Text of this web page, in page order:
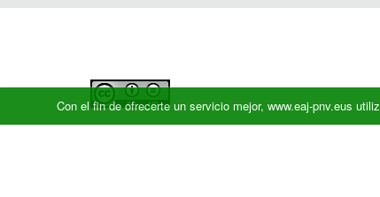
Con el fin de ofrecerte un servicio mejor, www.eaj-pnv.eus